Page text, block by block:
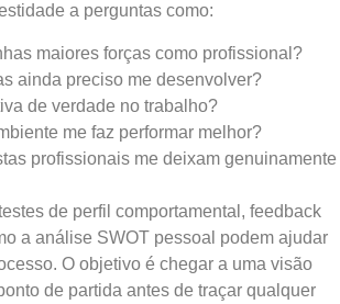
a perguntas como:
maiores forças como profissional?
ainda preciso me desenvolver?
de verdade no trabalho?
me faz performar melhor?
profissionais me deixam genuinamente
de perfil comportamental, feedback
a análise SWOT pessoal podem ajudar
O objetivo é chegar a uma visão
de partida antes de traçar qualquer